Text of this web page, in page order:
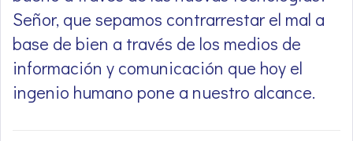
Señor, que sepamos contrarrestar el mal a
base de bien a través de los medios de
información y comunicación que hoy el
ingenio humano pone a nuestro alcance.